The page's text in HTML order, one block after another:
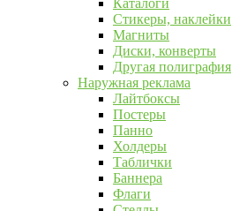
Каталоги
Стикеры, наклейки
Магниты
Диски, конверты
Другая полиграфия
Наружная реклама
Лайтбоксы
Постеры
Панно
Холдеры
Таблички
Баннера
Флаги